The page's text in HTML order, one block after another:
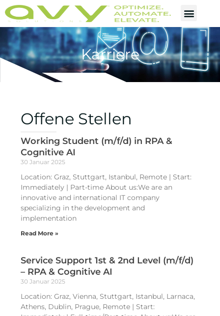
Karriere
Offene Stellen
Working Student (m/f/d) in RPA &
Cognitive AI
30 Januar 2025
Location: Graz, Stuttgart, Istanbul, Remote | Start:
Immediately | Part-time About us:We are an
innovative and international IT company
specializing in the development and
implementation
Read More »
Service Support 1st & 2nd Level (m/f/d)
– RPA & Cognitive AI
30 Januar 2025
Location: Graz, Vienna, Stuttgart, Istanbul, Larnaca,
Athens, Dublin, Prague, Remote | Start: